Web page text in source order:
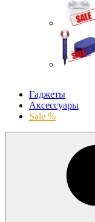
Гаджеты
Аксессуары
Sale %